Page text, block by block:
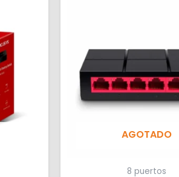
AGOTADO
8 puertos